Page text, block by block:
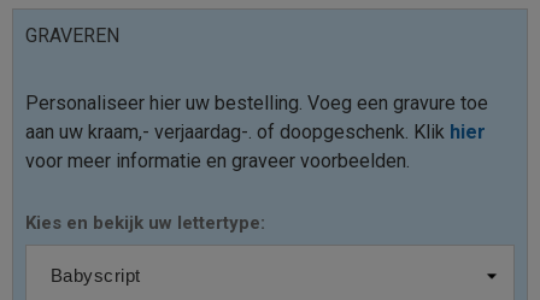
GRAVEREN
Personaliseer hier uw bestelling. Voeg een gravure toe
aan uw kraam,- verjaardag-. of doopgeschenk. Klik hier
voor meer informatie en graveer voorbeelden.
Kies en bekijk uw lettertype: